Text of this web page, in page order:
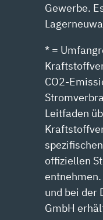
Gewerbe.
* =
CO2-
Leitfaden
offiziellen
und bei der
GmbH